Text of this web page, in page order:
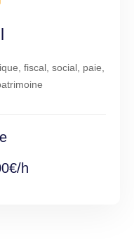
fiscal, social, paie,
h